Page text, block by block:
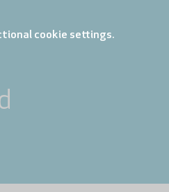
cookie settings.